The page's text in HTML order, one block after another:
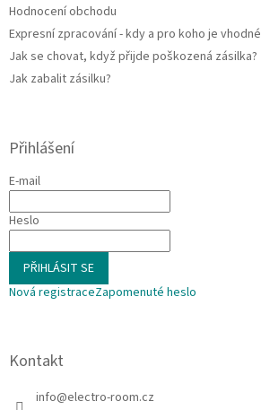
Hodnocení obchodu
Expresní zpracování - kdy a pro koho je vhodné
Jak se chovat, když přijde poškozená zásilka?
Jak zabalit zásilku?
Přihlášení
E-mail
Heslo
PŘIHLÁSIT SE
Nová registraceZapomenuté heslo
Kontakt
info@electro-room.cz